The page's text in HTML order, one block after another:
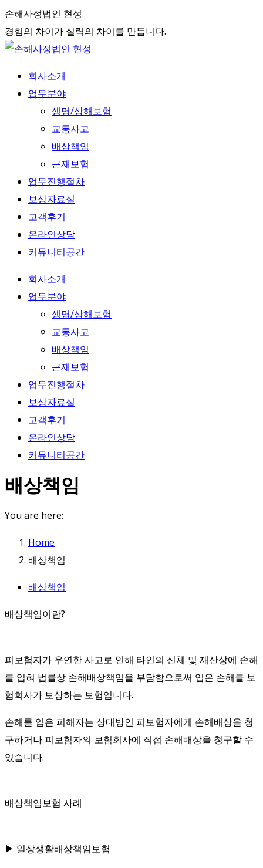
Skip
to
content
손해사정법인 현성
경험의 차이가 실력의 차이를 만듭니다.
회사소개
업무분야
생명/상해보험
교통사고
배상책임
근재보험
업무진행절차
보상자료실
고객후기
온라인상담
커뮤니티공간
회사소개
업무분야
생명/상해보험
교통사고
배상책임
근재보험
업무진행절차
보상자료실
고객후기
온라인상담
커뮤니티공간
배상책임
You are here:
Home
배상책임
배상책임
배상책임이란?
피보험자가 우연한 사고로 인해 타인의 신체 및 재산상에 손해
를 입혀 법률상 손해배상책임을 부담함으로써 입은 손해를 보
험회사가 보상하는 보험입니다.
손해를 입은 피해자는 상대방인 피보험자에게 손해배상을 청
구하거나 피보험자의 보험회사에 직접 손해배상을 청구할 수
있습니다.
배상책임보험 사례
▶ 일상생활배상책임보험